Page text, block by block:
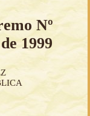
Nº
1999